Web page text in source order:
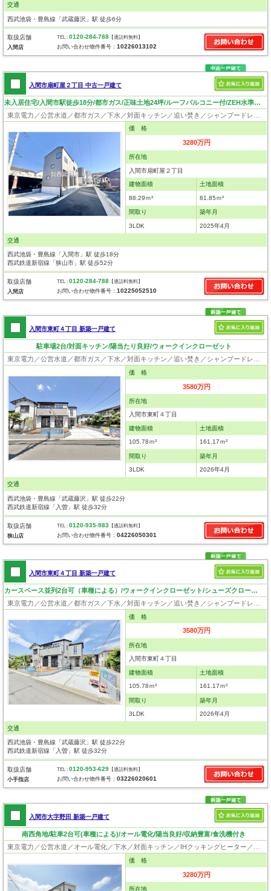
交通
西武池袋・豊島線「武蔵藤沢」駅 徒歩6分
取扱店舗
入間店
TEL :0120-284-788 【通話料無料】
お問い合わせ物件番号：10226013102
入間市扇町屋２丁目 中古一戸建て
未入居住宅/入間市駅徒歩18分/都市ガス/正味土地24坪/ルーフバルコニー付/ZEH水準省エネ住宅
価 格
3280万円
所在地
入間市扇町屋２丁目
建物面積
88.29ｍ²
土地面積
81.85ｍ²
間取り
3LDK
築年月
2025年4月
交通
西武池袋・豊島線「入間市」駅 徒歩18分
西武鉄道新宿線「狭山市」駅 徒歩52分
取扱店舗
入間店
TEL :0120-284-788 【通話料無料】
お問い合わせ物件番号：10225052510
入間市東町４丁目 新築一戸建て
駐車場2台/対面キッチン/陽当たり良好/ウォークインクローゼット
価 格
3580万円
所在地
入間市東町４丁目
建物面積
105.78ｍ²
土地面積
161.17ｍ²
間取り
3LDK
築年月
2026年4月
交通
西武池袋・豊島線「武蔵藤沢」駅 徒歩22分
西武鉄道新宿線「入曽」駅 徒歩32分
取扱店舗
狭山店
TEL :0120-935-983 【通話料無料】
お問い合わせ物件番号：04226050301
入間市東町４丁目 新築一戸建て
カースペース並列2台可（車種による）/ウォークインクローゼット/シューズクローク/敷地48.75坪
価 格
3580万円
所在地
入間市東町４丁目
建物面積
105.78ｍ²
土地面積
161.17ｍ²
間取り
3LDK
築年月
2026年4月
交通
西武池袋・豊島線「武蔵藤沢」駅 徒歩22分
西武鉄道新宿線「入曽」駅 徒歩32分
取扱店舗
小手指店
TEL :0120-953-629 【通話料無料】
お問い合わせ物件番号：03226020601
入間市大字野田 新築一戸建て
南西角地/駐車2台可(車種による)/オール電化/陽当良好/収納豊富/食洗機付き
価 格
3280万円
所在地